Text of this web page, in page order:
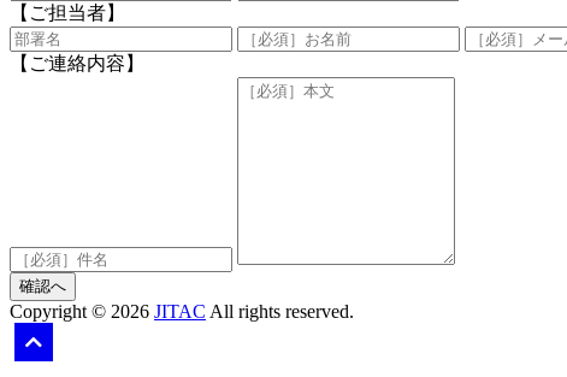
【ご担当者】
【ご連絡内容】
確認へ
Copyright © 2026 JITAC All rights reserved.